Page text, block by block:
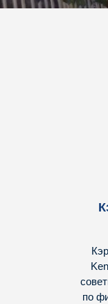
по